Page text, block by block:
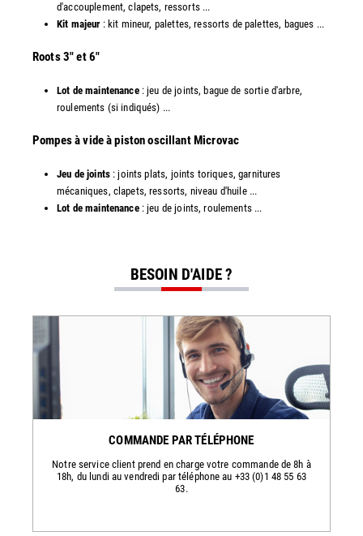
d'accouplement, clapets, ressorts ...
Kit majeur : kit mineur, palettes, ressorts de palettes, bagues ...
​Roots 3" et 6"
Lot de maintenance: jeu de joints, bague de sortie d'arbre,
roulements (si indiqués) ...
​​Pompes à vide à piston oscillant Microvac
Jeu de joints: joints plats, joints toriques, garnitures
mécaniques, clapets, ressorts, niveau d'huile ...
Lot de maintenance: jeu de joints, roulements ...
BESOIN D'AIDE ?
COMMANDE PAR TÉLÉPHONE
Notre service client prend en charge votre commande de 8h à
18h, du lundi au vendredi par téléphone au +33 (0)1 48 55 63
63.